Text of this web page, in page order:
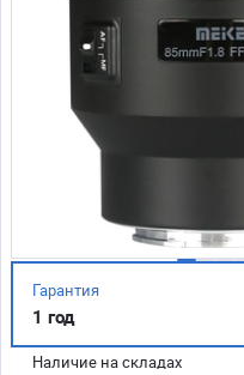
Гарантия
1 год
Наличие на складах